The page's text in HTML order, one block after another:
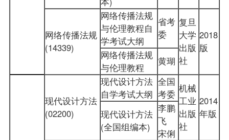
网络传播法规
(14339)
网络传播法规
与伦理教程自
学考试大纲
省考
委
复旦
大学
出版
社
2018
版
网络传播法规
与伦理教程
黄瑚
现代设计方法
(02200)
现代设计方法
自学考试大纲
全国
考委 机械
工业
出版
社
2014
年版
现代设计方法
(全国组编本)
李鹏
飞
宋俐